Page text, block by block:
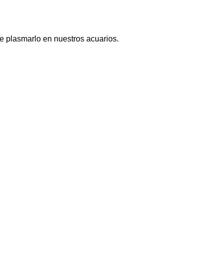
plasmarlo en nuestros acuarios.